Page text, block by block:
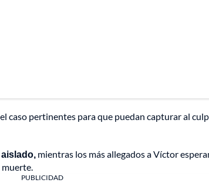
caso pertinentes para que puedan capturar al
mientras los más allegados a Víctor
muerte.
PUBLICIDAD